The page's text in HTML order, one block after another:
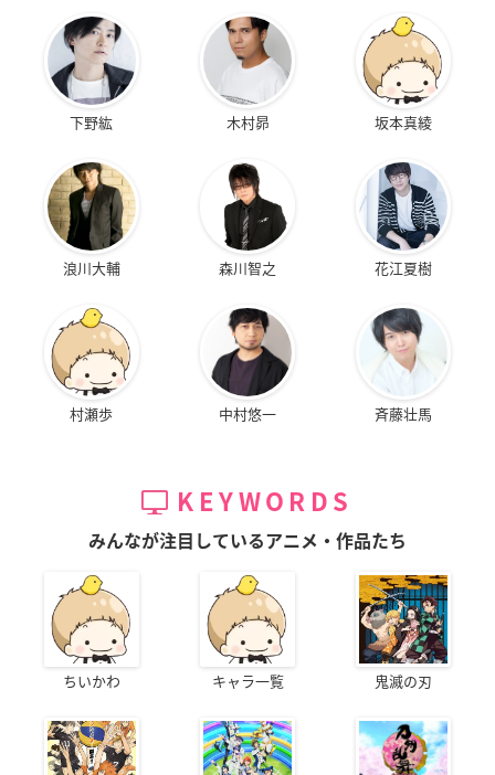
下野紘 木村昴 坂本真綾
浪川大輔 森川智之 花江夏樹
村瀬歩 中村悠一 斉藤壮馬
KEYWORDS
みんなが注目しているアニメ・作品たち
ちいかわ キャラ一覧 鬼滅の刃